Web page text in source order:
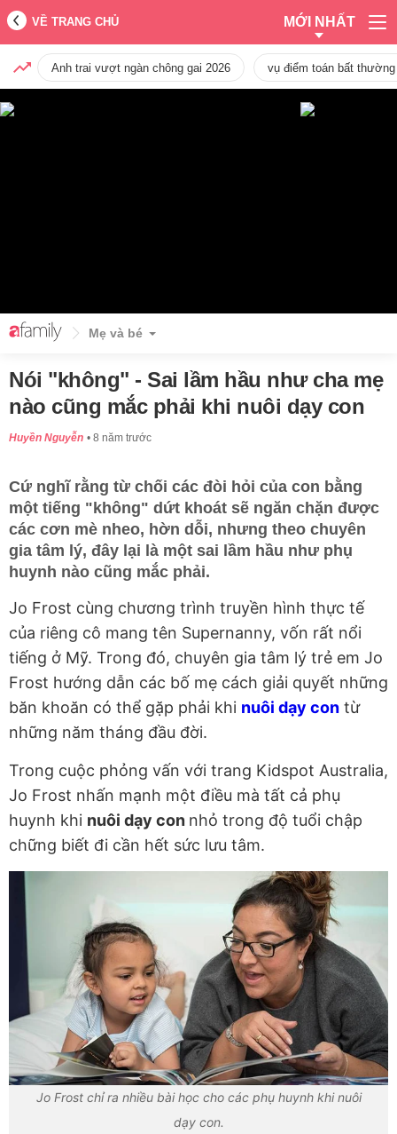
VỀ TRANG CHỦ MỚI NHẤT
Anh trai vượt ngàn chông gai 2026 vụ điểm toán bất
Mẹ và bé
Nói "không" - Sai lầm hầu như cha mẹ
nào cũng mắc phải khi nuôi dạy con
Huyền Nguyễn 8 năm trước
Cứ nghĩ rằng từ chối các đòi hỏi của con bằng
một tiếng "không" dứt khoát sẽ ngăn chặn được
các cơn mè nheo, hờn dỗi, nhưng theo chuyên
gia tâm lý, đây lại là một sai lầm hầu như phụ
huynh nào cũng mắc phải.
Jo Frost cùng chương trình truyền hình thực tế
của riêng cô mang tên Supernanny, vốn rất nổi
tiếng ở Mỹ. Trong đó, chuyên gia tâm lý trẻ em Jo
Frost hướng dẫn các bố mẹ cách giải quyết những
băn khoăn có thể gặp phải khi nuôi dạy con từ
những năm tháng đầu đời.
Trong cuộc phỏng vấn với trang Kidspot Australia,
Jo Frost nhấn mạnh một điều mà tất cả phụ
huynh khi nuôi dạy con nhỏ trong độ tuổi chập
chững biết đi cần hết sức lưu tâm.
Jo Frost chỉ ra nhiều bài học cho các phụ huynh khi nuôi
dạy con.